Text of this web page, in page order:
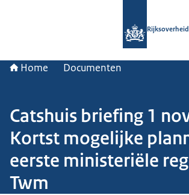
Rijksoverheid
Home Documenten
Catshuis briefing 1
Kortst mogelijke
eerste ministeriële
Twm